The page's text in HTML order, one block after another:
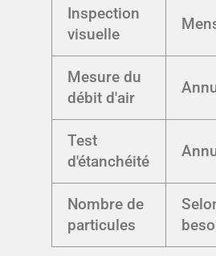
Inspection
visuelle
Mesure du
débit d'air
Test
d'étanchéité
Nombre de
particules